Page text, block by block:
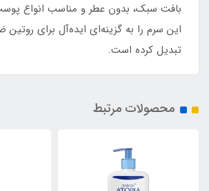
بافت سبک، بدون عطر و مناسب انواع
این سرم را به گزینه‌ای ایده‌آل برای روتین
تبدیل کرده است.
محصولات مرتبط